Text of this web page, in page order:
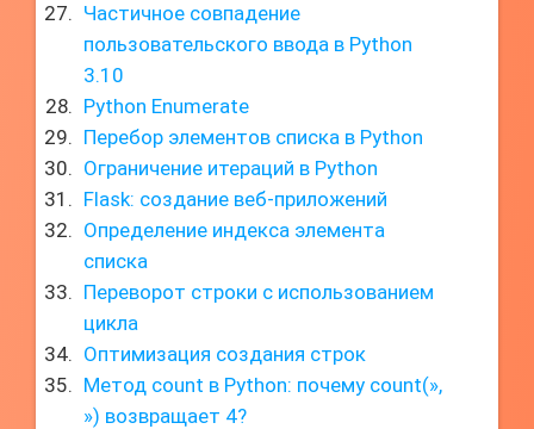
Частичное совпадение
пользовательского ввода в Python
3.10
Python Enumerate
Перебор элементов списка в Python
Ограничение итераций в Python
Flask: создание веб-приложений
Определение индекса элемента
списка
Переворот строки с использованием
цикла
Оптимизация создания строк
Метод count в Python: почему count(»,
») возвращает 4?